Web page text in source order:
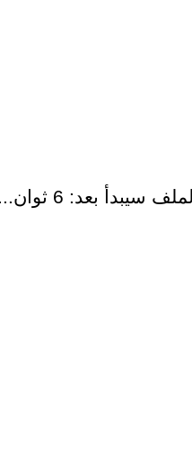
سيبدأ بعد: 5 ثوان...